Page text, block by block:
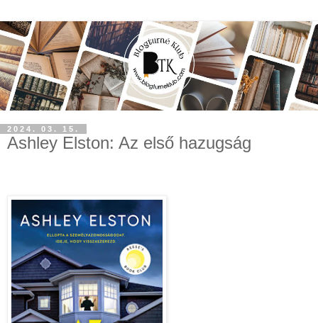
2024. 03. 15.
Ashley Elston: Az ​első hazugság